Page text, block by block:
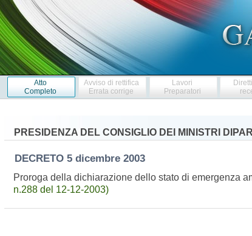
Atto
Completo
Avviso di rettifica
Errata corrige
Lavori
Preparatori
PRESIDENZA DEL CONSIGLIO DEI MINISTRI
DECRETO 5 dicembre 2003
Proroga della dichiarazione dello stato di emergenza
n.288 del 12-12-2003)